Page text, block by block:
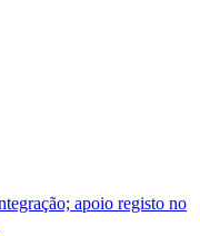
apoio registo no